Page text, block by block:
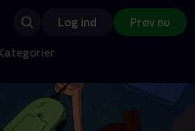
Log ind Prøv nu